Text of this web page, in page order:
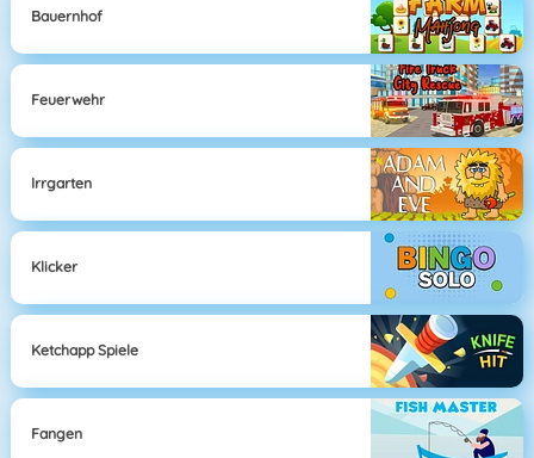
Bauernhof
Feuerwehr
Irrgarten
Klicker
Ketchapp Spiele
Fangen